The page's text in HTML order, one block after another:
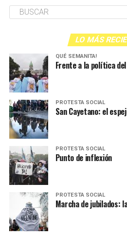
LO MÁS
QUÉ SEMANITA!
Frente a la política
PROTESTA SOCIAL
San Cayetano: el
PROTESTA SOCIAL
Punto de inflexión
PROTESTA SOCIAL
Marcha de jubilados: